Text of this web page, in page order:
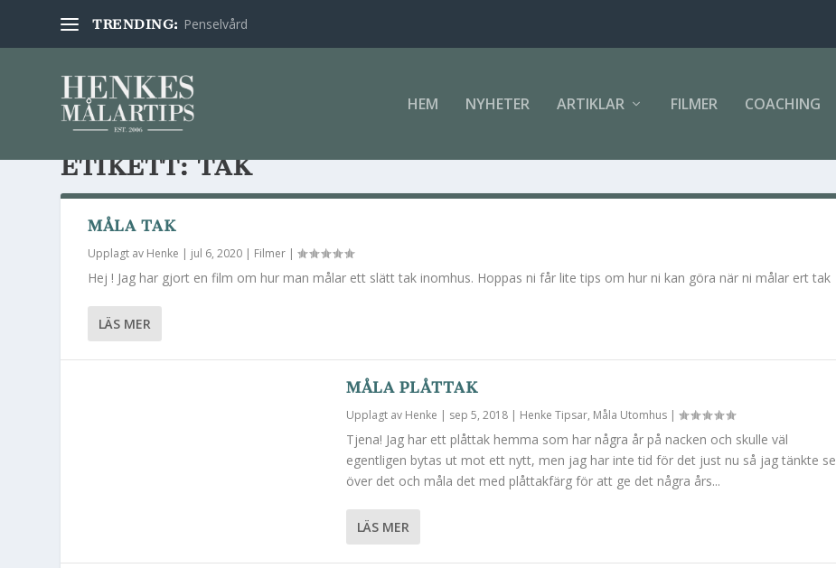
TRENDING: Penselvård
HEM NYHETER ARTIKLAR FILMER COACHING
ETIKETT:TAK
MÅLA TAK
Upplagt av Henke | jul 6, 2020 | Filmer |
Hej ! Jag har gjort en film om hur man målar ett slätt tak inomhus. Hoppas ni får lite tips om hur ni kan göra när ni målar ert tak
LÄS MER
MÅLA PLÅTTAK
Upplagt av Henke | sep 5, 2018 | Henke Tipsar, Måla Utomhus |
Tjena! Jag har ett plåttak hemma som har några år på nacken och skulle väl
egentligen bytas ut mot ett nytt, men jag har inte tid för det just nu så jag tänkte se
över det och måla det med plåttakfärg för att ge det några års...
LÄS MER